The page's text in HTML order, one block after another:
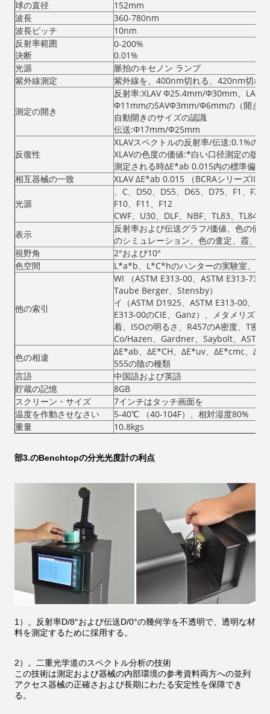
球の直径
152mm
波長
360-780nm
波長ピッチ
10nm
反射率範囲
決断
0-200%
0.01%
光源
脈拍のキセノン ランプ
紫外線測定
紫外線を、400nm切れる、420nm切れ
測定の開き
反射率:XLAV Φ25.4mm/Φ30mm、
Φ11mmのSAVΦ3mm/Φ6mmの（開きの
自動開きのサイズの認識
伝送:Φ17mm/Φ25mm
反復性
XLAVスペクトルの反射率/伝送:0.1%の
XLAVの色度の価値:*白い口径測定の版
測定される時ΔE*ab 0.015内の標準偏差
相互器械の一致
XLAV ΔE*ab 0.015 （BCRAシリーズII
光源
、C、D50、D55、D65、D75、F1、F2
F10、F11、F12
CWF、U30、DLF、NBF、TL83、TL84
表示
反射率および伝送グラフ/価値、色の価
のシミュレーション、色の査定、霞、液
視野角
2°および10°
色空間
L*a*b、L*C*hのハンターの実験室、Yxy
他の索引
WI （ASTM E313-00、ASTM E313-73、
Taube Berger、Stensby）
イ（ASTM D1925、ASTM E313-00、
E313-00のCIE、Ganz）、メタメリズ
着、ISOの明るさ、R457のA密度、T密
Co/Hazen、Gardner、Saybolt、ASTM
色の相違
ΔE*ab、ΔE*CH、ΔE*uv、ΔE*cmc、
555の陰の種類
言語
中国語および英語
貯蔵の記憶
8GB
スクリーン・サイズ
7インチはタッチ画面を
温度を作動させなさい
5-40℃ （40-104F）、相対湿度80% （
重量
10.8kgs
部3.のBenchtopの分光光度計の利点
1）。反射率D/8°および伝送D/0°の幾何学を不透明で、透明な材
料を測定するために採用する。
2）。二重光学道のスペクトル分析の技術
この技術は測定および器械の内部環境の参考資料両方への並列
アクセス器械の正確さおよび長期にわたる安定性を保障でき
る。